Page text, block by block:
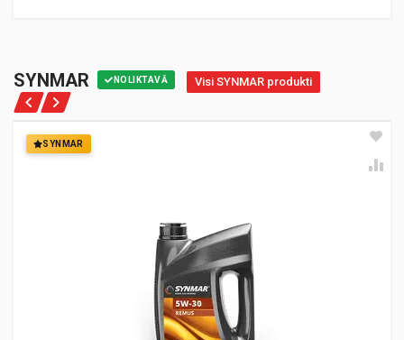
SYNMAR NOLIKTAVĀ Visi SYNMAR produkti
SYNMAR